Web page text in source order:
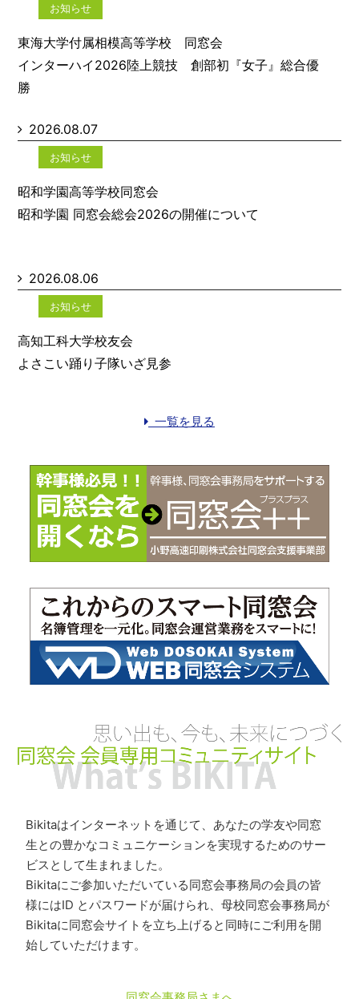
お知らせ
東海大学付属相模高等学校 同窓会
インターハイ2026陸上競技 創部初『女子』総合優
勝
2026.08.07
お知らせ
昭和学園高等学校同窓会
昭和学園 同窓会総会2026の開催について
2026.08.06
お知らせ
高知工科大学校友会
よさこい踊り子隊いざ見参
一覧を見る
Bikitaはインターネットを通じて、あなたの学友や同窓
生との豊かなコミュニケーションを実現するためのサー
ビスとして生まれました。
Bikitaにご参加いただいている同窓会事務局の会員の皆
様にはID とパスワードが届けられ、母校同窓会事務局が
Bikitaに同窓会サイトを立ち上げると同時にご利用を開
始していただけます。